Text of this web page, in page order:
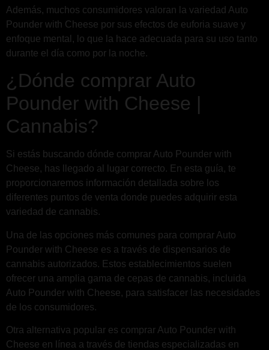
Además, muchos consumidores valoran la variedad Auto
Pounder with Cheese por sus efectos de euforia suave y
enfoque mental, lo que la hace adecuada para su uso tanto
durante el día como por la noche.
¿Dónde comprar Auto
Pounder with Cheese |
Cannabis?
Si estás buscando dónde comprar Auto Pounder with
Cheese, has llegado al lugar correcto. En esta guía, te
proporcionaremos información detallada sobre los
diferentes puntos de venta donde puedes adquirir esta
variedad de cannabis.
Una de las opciones más comunes para comprar Auto
Pounder with Cheese es a través de dispensarios de
cannabis autorizados. Estos establecimientos suelen
ofrecer una amplia gama de cepas de cannabis, incluida
Auto Pounder with Cheese, para satisfacer las necesidades
de los consumidores.
Otra alternativa popular es comprar Auto Pounder with
Cheese en línea a través de tiendas especializadas en